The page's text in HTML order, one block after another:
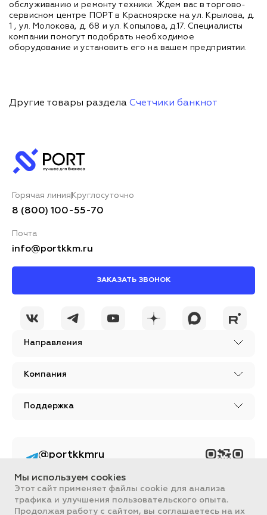
обслуживанию и ремонту техники. Ждем вас в торгово-
сервисном центре ПОРТ в Красноярске на ул. Крылова, д.
1 , ул. Молокова, д. 68 и ул. Копылова, д.17. Специалисты
компании помогут подобрать необходимое
оборудование и установить его на вашем предприятии.
Другие товары раздела Счетчики банкнот
Направления
Компания
Поддержка
Горячая линия Круглосуточно
8 (800) 100-55-70
Почта
info@portkkm.ru
ЗАКАЗАТЬ ЗВОНОК
Вся информация, размещенная на сайте, носит ознакомительный
@portkkmru
контент PORT - бизнес
портал
Мы используем cookies
Этот сайт применяет файлы cookie для анализа
трафика и улучшения пользовательского опыта.
Продолжая работу с сайтом, вы соглашаетесь на их